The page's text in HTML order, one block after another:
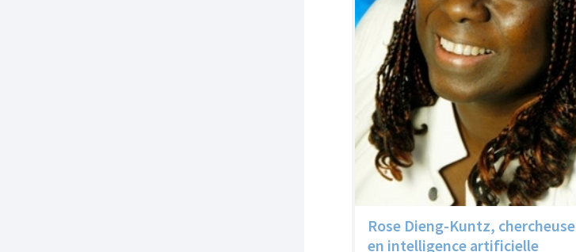
Rose Dieng-Kuntz, chercheuse
en intelligence artificielle